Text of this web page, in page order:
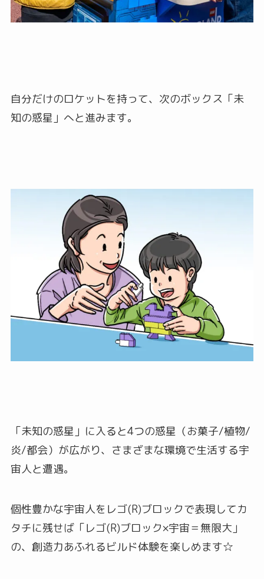
自分だけのロケットを持って、次のボックス「未
知の惑星」へと進みます。
「未知の惑星」に入ると4つの惑星（お菓子/植物/
炎/都会）が広がり、さまざまな環境で生活する宇
宙人と遭遇。
個性豊かな宇宙人をレゴ(R)ブロックで表現してカ
タチに残せば「レゴ(R)ブロック×宇宙＝無限大」
の、創造力あふれるビルド体験を楽しめます☆